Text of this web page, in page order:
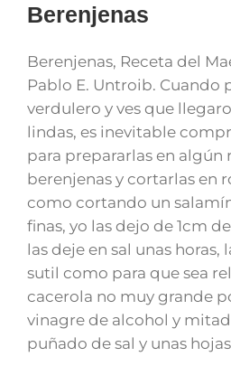
Berenjenas
Berenjenas, Receta del
Pablo E. Untroib. Cuando
verdulero y ves que
lindas, es inevitable
para prepararlas en algún
berenjenas y cortarlas en
como cortando un
finas, yo las dejo de 1cm
las deje en sal unas
sutil como para que sea
cacerola no muy grande
vinagre de alcohol y
puñado de sal y unas